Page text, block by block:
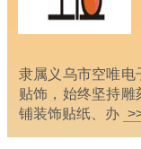
隶属义乌市空唯电
贴饰，始终坚持
铺装饰贴纸、办